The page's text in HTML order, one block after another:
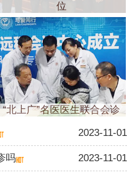
位
“北上广”名医医生联合会诊
2023-11-01
吗 2023-11-01